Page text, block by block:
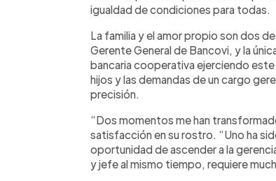
igualdad de condiciones para todas.
La familia y el amor propio son dos
Gerente General de Bancovi, y la
bancaria cooperativa ejerciendo
hijos y las demandas de un cargo
precisión.
“Dos momentos me han
satisfacción en su rostro. “Uno ha
oportunidad de ascender a la
y jefe al mismo tiempo, requiere